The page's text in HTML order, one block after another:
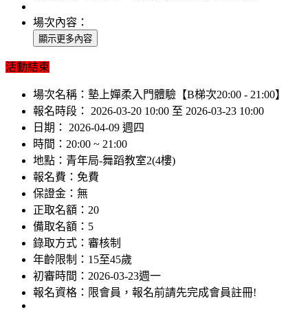
場次內容：
活動結束
場次名稱： 墊上嬋柔入門體驗【B梯次20:00 - 21:00】
報名時段：
2026-03-20 10:00 至 2026-03-23 10:00
日期：
2026-04-09 週四
時間： 20:00 ~ 21:00
地點： 青年局-舞蹈教室2(4樓)
報名費： 免費
保證金： 無
正取名額： 20
備取名額： 5
錄取方式： 審核制
年齡限制： 15至45歲
初審時間： 2026-03-23週一
報名資格： 限會員，報名前請先完成會員註冊!